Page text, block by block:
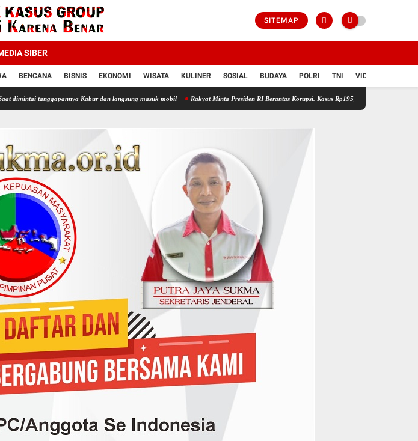
SITEMAP
SIBER
BENCANA BISNIS EKONOMI WISATA KULINER SOSIAL BUDAYA POLRI TNI VIDIO
Kabur dan langsung masuk mobil Rakyat Minta Presiden RI Berantas Korupsi. Kasus Rp195,9 Miliar Di Riau Hukum Harus